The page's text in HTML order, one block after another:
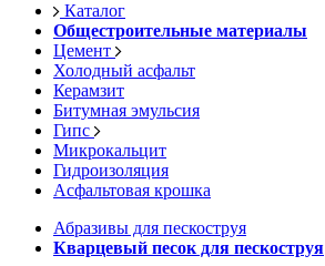
Каталог
Общестроительные материалы
Цемент
Холодный асфальт
Керамзит
Битумная эмульсия
Гипс
Микрокальцит
Гидроизоляция
Асфальтовая крошка
Абразивы для пескоструя
Кварцевый песок для пескоструя